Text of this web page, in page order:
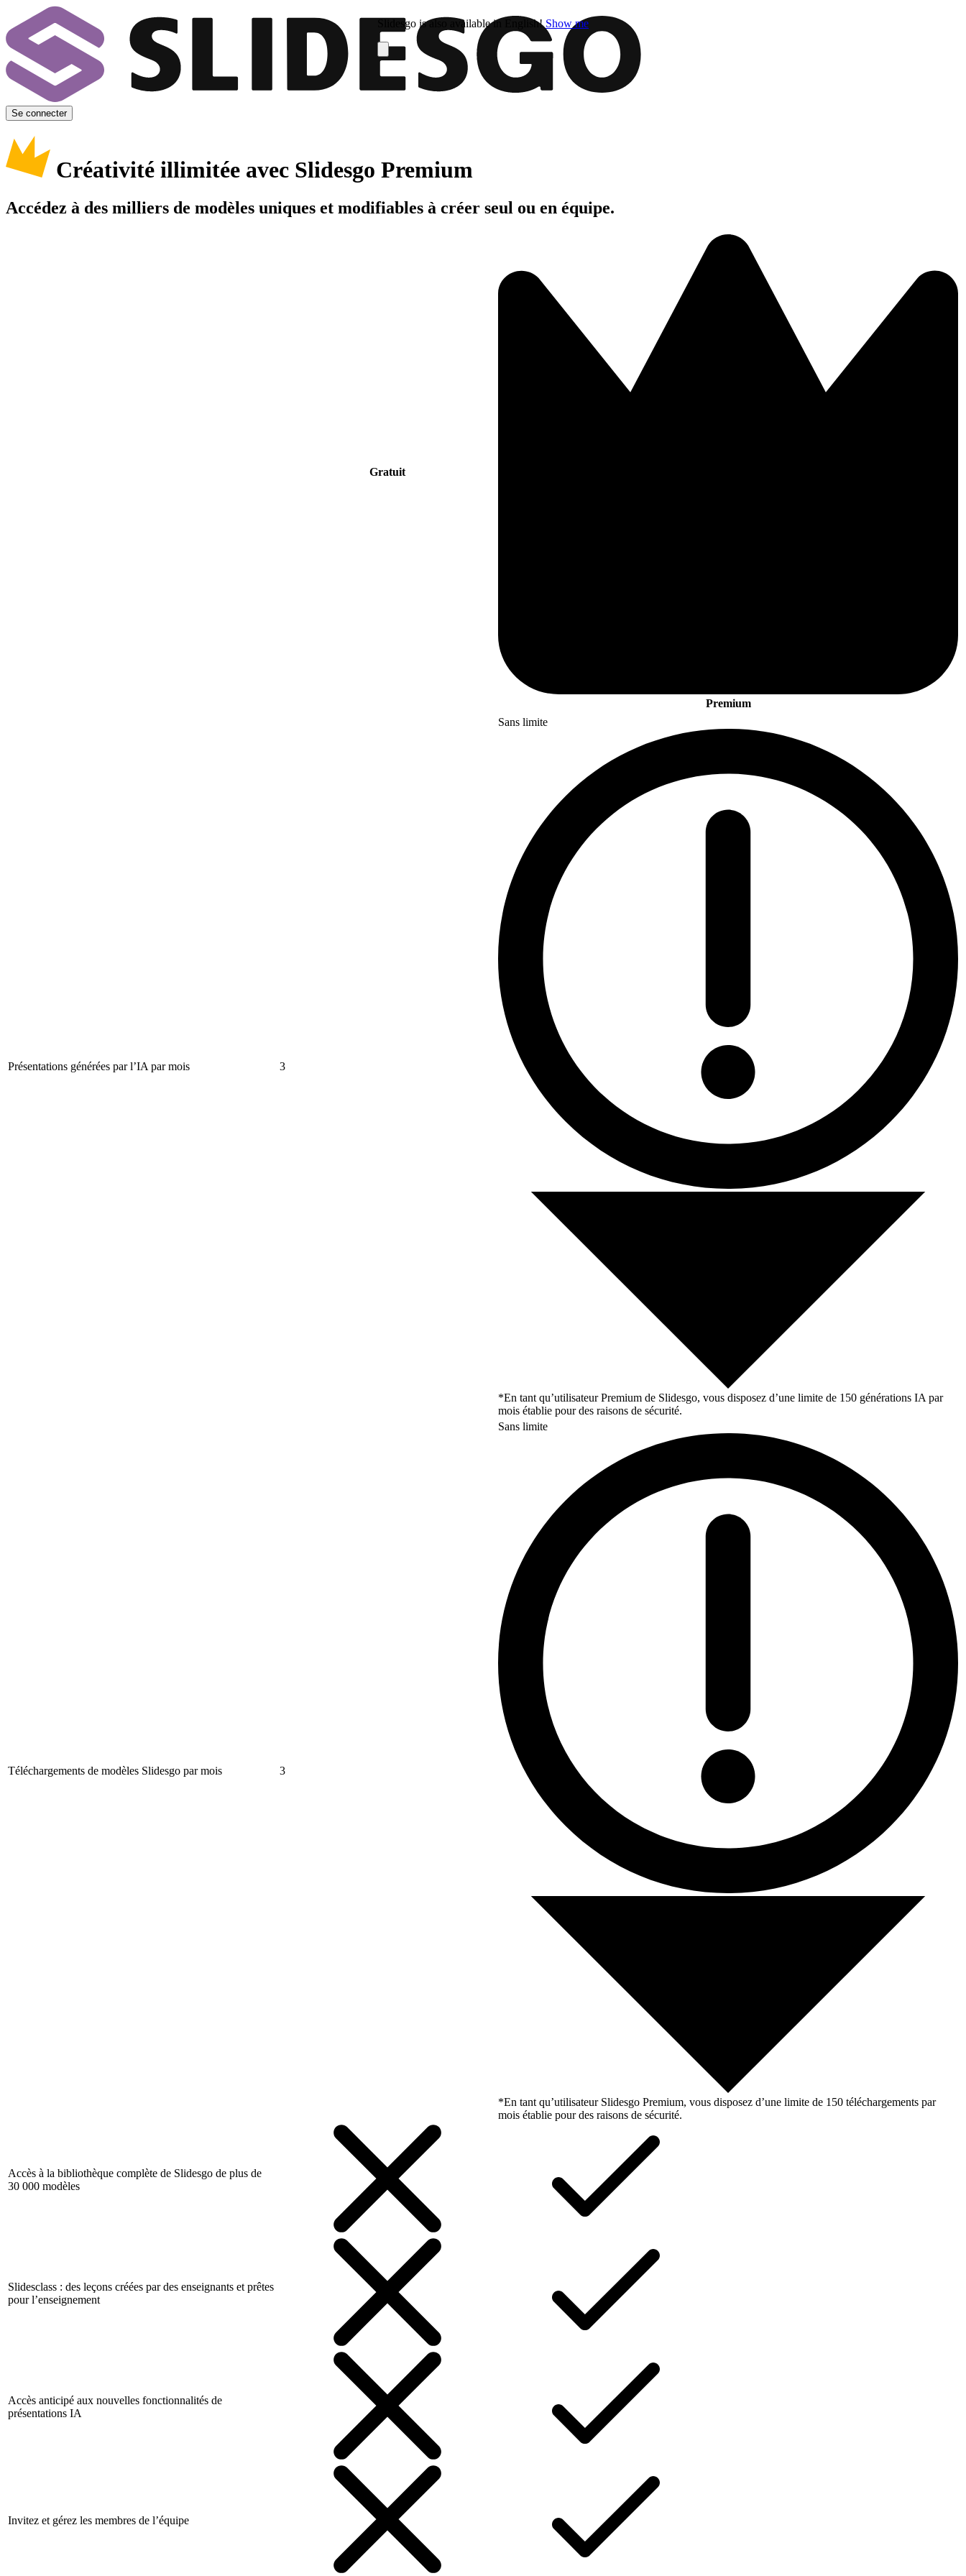
Slidesgo is also available in English! Show me
Se connecter
Créativité illimitée avec Slidesgo Premium
Accédez à des milliers de modèles uniques et modifiables à créer seul ou en équipe.
Gratuit
Premium
Présentations générées par l’IA par mois 3
Sans limite
*En tant qu’utilisateur Premium de Slidesgo, vous disposez d’une limite de 150 générations IA par
mois établie pour des raisons de sécurité.
Téléchargements de modèles Slidesgo par mois 3
Sans limite
*En tant qu’utilisateur Slidesgo Premium, vous disposez d’une limite de 150 téléchargements par
mois établie pour des raisons de sécurité.
Accès à la bibliothèque complète de Slidesgo de plus de
30 000 modèles
Slidesclass : des leçons créées par des enseignants et prêtes
pour l’enseignement
Accès anticipé aux nouvelles fonctionnalités de
présentations IA
Invitez et gérez les membres de l’équipe